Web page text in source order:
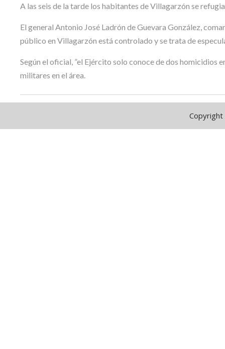
A las seis de la tarde los habitantes de Villagarzón se
El general Antonio José Ladrón de Guevara González,
público en Villagarzón está controlado y se trata de
Según el oficial, ”el Ejército solo conoce de dos homicidios
militares en el área.
Copyright